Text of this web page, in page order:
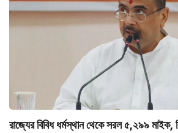
রাজ্যের বিবিধ ধর্মস্থান থেকে সরল ৫,২৯৯ মাইক,